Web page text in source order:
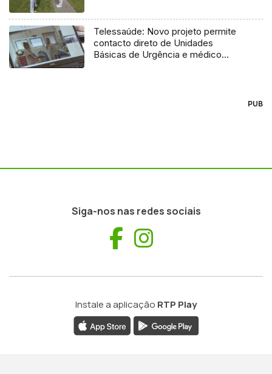
Telessaúde: Novo projeto permite
contacto direto de Unidades
Básicas de Urgência e médico
PUB
Siga-nos nas redes sociais
Facebook
Instale a aplicação RTP Play